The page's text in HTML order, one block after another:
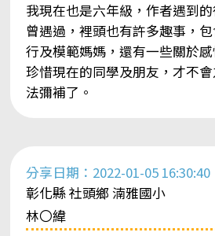
我現在也是六年級，作者遇到
曾遇過，裡頭也有許多趣事，
行及模範媽媽，還有一些關於
珍惜現在的同學及朋友，才不
法彌補了。
分享日期：2022-01-05 16:30:40
彰化縣 社頭鄉 湳雅國小
林〇緯